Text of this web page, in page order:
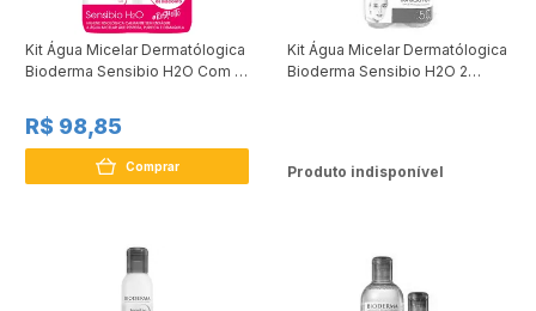
Kit Água Micelar Dermatólogica
Bioderma Sensibio H2O Com 2
R$ 98,85
Comprar
Kit Água Micelar Dermatólogica
Bioderma Sensibio H2O 2
Produto indisponível